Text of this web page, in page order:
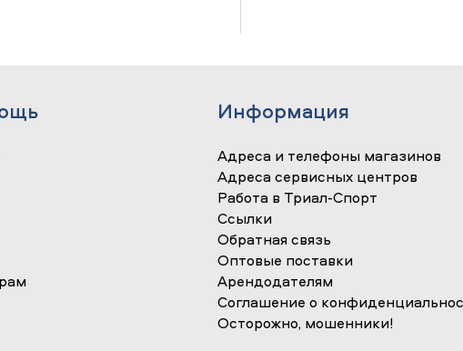
Информация
Адреса и телефоны магазинов
Адреса сервисных центров
Работа в Триал-Спорт
Ссылки
Обратная связь
Оптовые поставки
Арендодателям
Соглашение о
Осторожно, мошенники!